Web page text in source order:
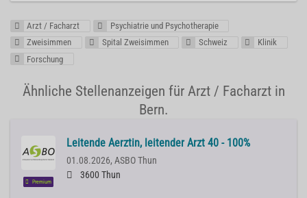
Arzt / Facharzt
Psychiatrie und Psychotherapie
Zweisimmen
Spital Zweisimmen Schweiz
Klinik
Forschung
Ähnliche Stellenanzeigen für Arzt / Facharzt in
Bern.
Premium
Leitende Aerztin, leitender Arzt 40 - 100%
01.08.2026, ASBO Thun
3600 Thun